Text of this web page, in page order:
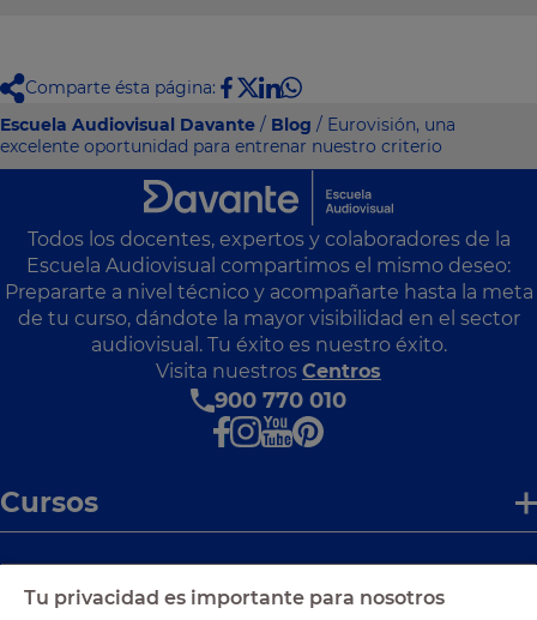
Comparte ésta página:
Escuela Audiovisual Davante / Blog / Eurovisión, una
excelente oportunidad para entrenar nuestro criterio
Todos los docentes, expertos y colaboradores de la
Escuela Audiovisual compartimos el mismo deseo:
Prepararte a nivel técnico y acompañarte hasta la meta
de tu curso, dándote la mayor visibilidad en el sector
audiovisual. Tu éxito es nuestro éxito.
Visita nuestros Centros
900 770 010
Cursos
Enlaces de interés
Tu privacidad es importante para nosotros